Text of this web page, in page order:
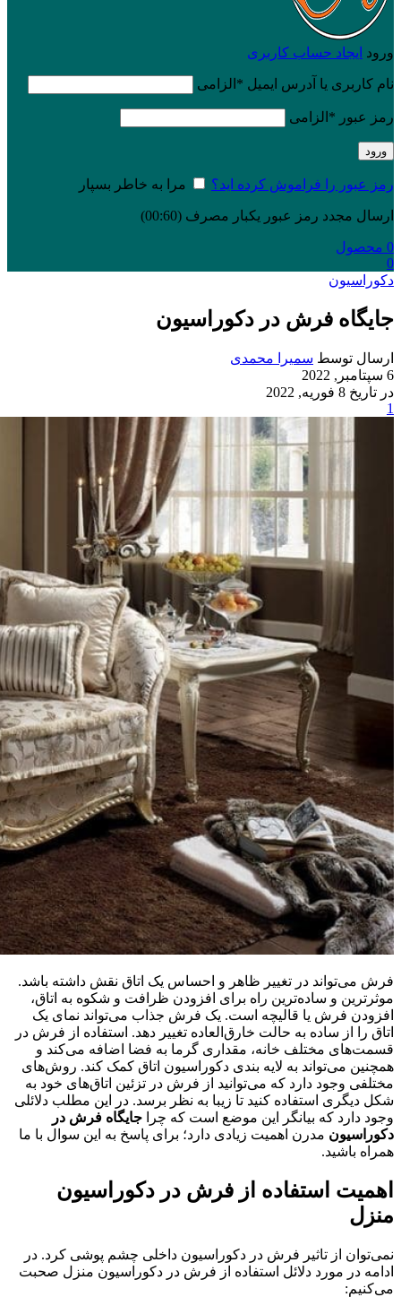
ورود ایجاد حساب کاربری
نام کاربری یا آدرس ایمیل * الزامی
رمز عبور * الزامی
ورود
رمز عبور را فراموش کرده اید؟ مرا به خاطر بسپار
ارسال مجدد رمز عبور یکبار مصرف (00:
60
)
0 محصول
0
دکوراسیون
جایگاه فرش در دکوراسیون
ارسال توسط سمیرا محمدی
6 سپتامبر, 2022
در تاریخ 8 فوریه, 2022
1
فرش می‌تواند در تغییر ظاهر و احساس یک اتاق نقش داشته باشد.
موثرترین و ساده‌ترین راه برای افزودن ظرافت و شکوه به اتاق،
افزودن فرش یا قالیچه است. یک فرش جذاب می‌تواند نمای یک
اتاق را از ساده به حالت خارق‌العاده تغییر دهد. استفاده از فرش در
قسمت‌های مختلف خانه، مقداری گرما به فضا اضافه می‌کند و
همچنین می‌تواند به لایه بندی دکوراسیون اتاق کمک کند. روش‌های
مختلفی وجود دارد که می‌توانید از فرش در تزئین اتاق‌های خود به
شکل دیگری استفاده کنید تا زیبا به نظر برسد. در این مطلب دلائلی
وجود دارد که بیانگر این موضع است که چرا جایگاه فرش در
دکوراسیون مدرن اهمیت زیادی دارد؛ برای پاسخ به این سوال با ما
همراه باشید.
اهمیت استفاده از فرش در دکوراسیون
منزل
نمی‌توان از تاثیر فرش در دکوراسیون داخلی چشم پوشی کرد. در
ادامه در مورد دلائل استفاده از فرش در دکوراسیون منزل صحبت
می‌کنیم: